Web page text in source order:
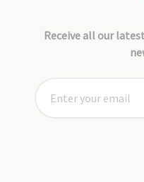
Receive all our